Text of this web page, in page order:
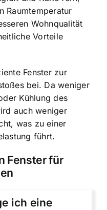
Raumtemperatur
Wohnqualität
Vorteile
Fenster zur
bei. Da weniger
Kühlung des
auch weniger
was zu einer
führt.
Fenster für
ich eine